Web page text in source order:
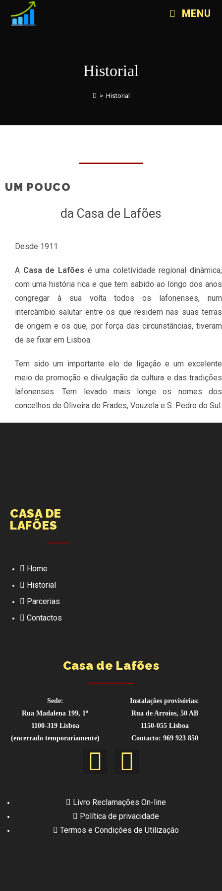
MENU
Historial
> Historial
UM POUCO
da Casa de Lafões
Desde 1911
A Casa de Lafões é uma coletividade regional dinâmica,
com uma história rica e que tem sabido ao longo dos anos
congregar à sua volta todos os lafonenses, num
intercâmbio salutar entre os que residem nas suas terras
de origem e os que, por força das circunstâncias, tiveram
de se fixar em Lisboa.
Tem sido um importante elo de ligação e um excelente
meio de promoção e divulgação da cultura e das tradições
lafonenses. Tem levado mais longe os nomes dos
concelhos de Oliveira de Frades, Vouzela e S. Pedro do Sul.
CASA DE
LAFÕES
Home
Historial
Parcerias
Contactos
Casa de Lafões
Sede:
Rua Madalena 199, 1º
1100-319 Lisboa
(encerrado temporariamente)
Instalações provisórias:
Rua de Arroios, 50 AB
1150-055 Lisboa
Contacto: 969 923 850
Livro Reclamações On-line
Política de privacidade
Termos e Condições de Utilização